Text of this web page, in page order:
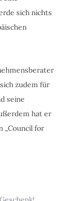
sich nichts
zudem für
seine
hat er
„Council for